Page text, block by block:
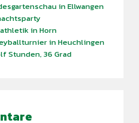
in Ellwangen
in Horn
in Heuchlingen
Stunden, 36 Grad